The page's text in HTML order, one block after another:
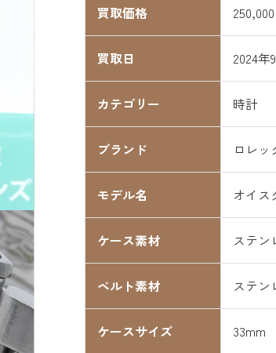
買取価格
買取日 2024年
カテゴリー 時計
ブランド ロレッ
モデル名 オイス
ケース素材 ステン
ベルト素材 ステン
ケースサイズ 33mm